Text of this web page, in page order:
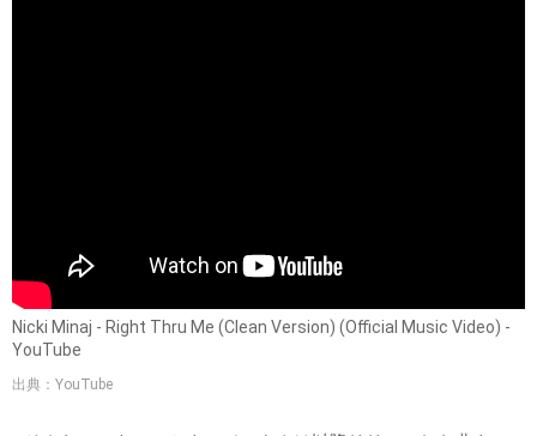
Nicki Minaj - Right Thru Me (Clean Version) (Official Music Video) -
YouTube
出典：YouTube